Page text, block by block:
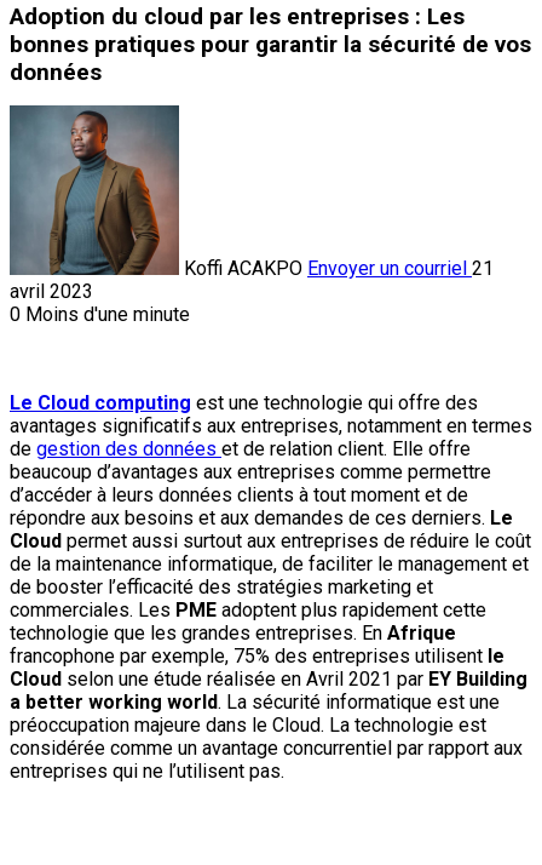
Adoption du cloud par les entreprises : Les
bonnes pratiques pour garantir la sécurité de vos
données
Koffi ACAKPO Envoyer un courriel 21
avril 2023
0 Moins d'une minute
Le Cloud computing est une technologie qui offre des
avantages significatifs aux entreprises, notamment en termes
de gestion des données et de relation client. Elle offre
beaucoup d’avantages aux entreprises comme permettre
d’accéder à leurs données clients à tout moment et de
répondre aux besoins et aux demandes de ces derniers. Le
Cloud permet aussi surtout aux entreprises de réduire le coût
de la maintenance informatique, de faciliter le management et
de booster l’efficacité des stratégies marketing et
commerciales. Les PME adoptent plus rapidement cette
technologie que les grandes entreprises. En Afrique
francophone par exemple, 75% des entreprises utilisent le
Cloud selon une étude réalisée en Avril 2021 par EY Building
a better working world. La sécurité informatique est une
préoccupation majeure dans le Cloud. La technologie est
considérée comme un avantage concurrentiel par rapport aux
entreprises qui ne l’utilisent pas.